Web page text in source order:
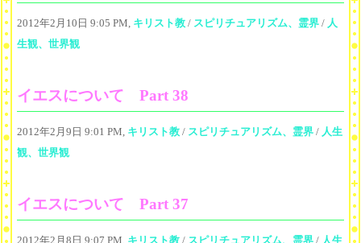
2012年2月10日 9:05 PM, キリスト教 / スピリチュアリズム、霊界 / 人
生観、世界観
イエスについて Part 38
2012年2月9日 9:01 PM, キリスト教 / スピリチュアリズム、霊界 / 人生
観、世界観
イエスについて Part 37
2012年2月8日 9:07 PM, キリスト教 / スピリチュアリズム、霊界 / 人生